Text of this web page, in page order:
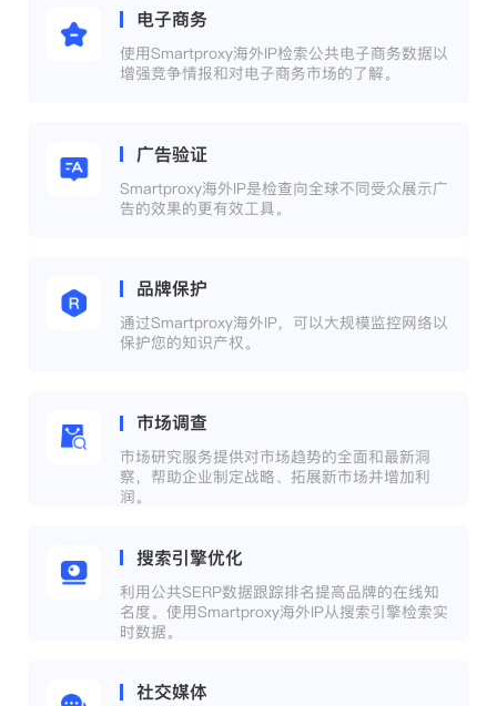
电子商务
使用Smartproxy海外IP检索公共电子商务数据以
增强竞争情报和对电子商务市场的了解。
广告验证
Smartproxy海外IP是检查向全球不同受众展示广
告的效果的更有效工具。
品牌保护
通过Smartproxy海外IP，可以大规模监控网络以
保护您的知识产权。
市场调查
市场研究服务提供对市场趋势的全面和最新洞
察，帮助企业制定战略、拓展新市场并增加利
润。
搜索引擎优化
利用公共SERP数据跟踪排名提高品牌的在线知
名度。使用Smartproxy海外IP从搜索引擎检索实
时数据。
社交媒体